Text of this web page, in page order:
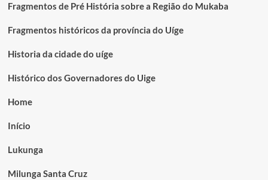
Fragmentos de Pré História sobre a Região do Mukaba
Fragmentos históricos da província do Uíge
Historia da cidade do uíge
Histórico dos Governadores do Uige
Home
Início
Lukunga
Milunga Santa Cruz